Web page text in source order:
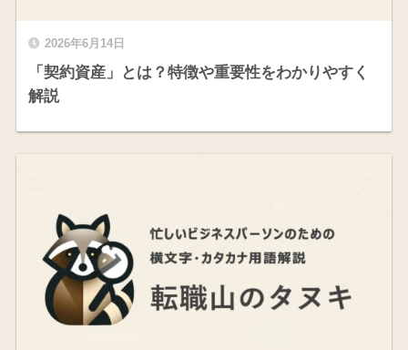
2026年6月14日
「契約資産」とは？特徴や重要性をわかりやすく
解説